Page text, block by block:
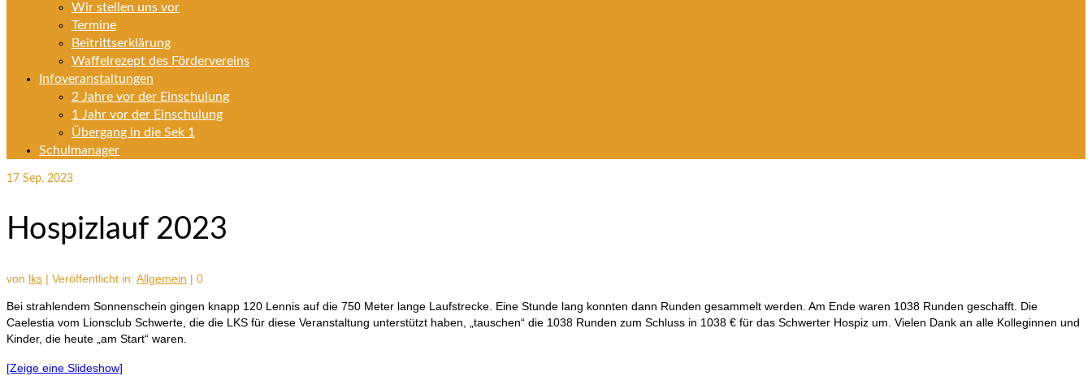
Wir stellen uns vor
Termine
Beitrittserklärung
Waffelrezept des Fördervereins
Infoveranstaltungen
2 Jahre vor der Einschulung
1 Jahr vor der Einschulung
Übergang in die Sek 1
Schulmanager
17 Sep. 2023
Hospizlauf 2023
von lks | Veröffentlicht in: Allgemein | 0
Bei strahlendem Sonnenschein gingen knapp 120 Lennis auf die 750 Meter lange Laufstrecke. Eine Stunde lang konnten dann Runden gesammelt werden. Am Ende waren 1038 Runden geschafft. Die
Caelestia vom Lionsclub Schwerte, die die LKS für diese Veranstaltung unterstützt haben, „tauschen“ die 1038 Runden zum Schluss in 1038 € für das Schwerter Hospiz um. Vielen Dank an alle Kolleginnen und
Kinder, die heute „am Start“ waren.
[Zeige eine Slideshow]